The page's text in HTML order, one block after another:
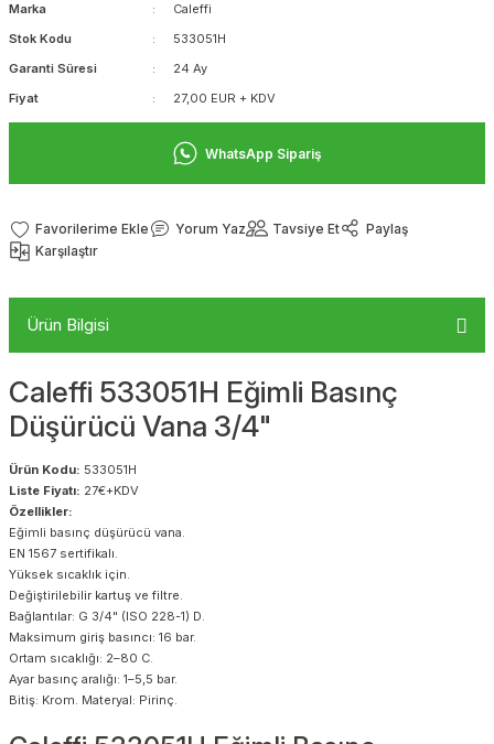
Marka
Caleffi
Stok Kodu
533051H
Garanti Süresi
24 Ay
Fiyat
27,00 EUR + KDV
WhatsApp Sipariş
Yorum Yaz Tavsiye Et
Paylaş
Karşılaştır
Ürün Bilgisi
Caleffi 533051H Eğimli Basınç
Düşürücü Vana 3/4"
Ürün Kodu: 533051H
Liste Fiyatı: 27€+KDV
Özellikler:
Eğimli basınç düşürücü vana.
EN 1567 sertifikalı.
Yüksek sıcaklık için.
Değiştirilebilir kartuş ve filtre.
Bağlantılar: G 3/4" (ISO 228-1) D.
Maksimum giriş basıncı: 16 bar.
Ortam sıcaklığı: 2–80 C.
Ayar basınç aralığı: 1–5,5 bar.
Bitiş: Krom. Materyal: Pirinç.